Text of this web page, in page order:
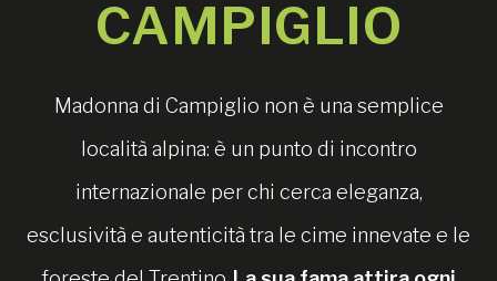
CAMPIGLIO
Madonna di Campiglio non è una semplice
località alpina: è un punto di incontro
internazionale per chi cerca eleganza,
esclusività e autenticità tra le cime innevate e le